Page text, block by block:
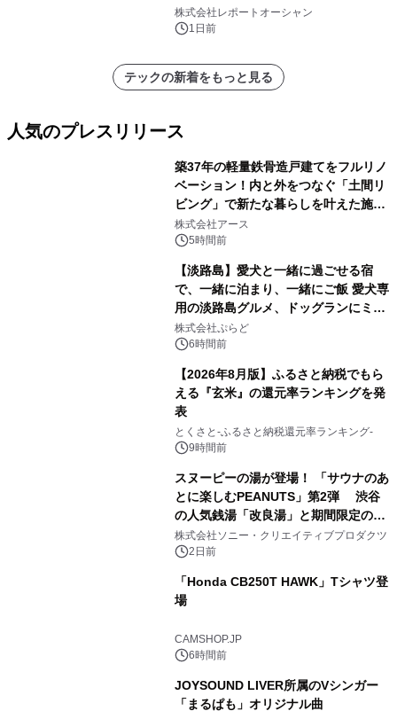
株式会社レポートオーシャン
1日前
テックの新着をもっと見る
人気のプレスリリース
築37年の軽量鉄骨造戸建てをフルリノ
ベーション！内と外をつなぐ「土間リ
ビング」で新たな暮らしを叶えた施工
事例を株式会社アースが公開
株式会社アース
5時間前
【淡路島】愛犬と一緒に過ごせる宿
で、一緒に泊まり、一緒にご飯 愛犬専
用の淡路島グルメ、ドッグランにミニ
プール グランピングとトレーラーハウ
スの2施設で
株式会社ぷらど
6時間前
【2026年8月版】ふるさと納税でもら
える『玄米』の還元率ランキングを発
表
とくさと-ふるさと納税還元率ランキング-
9時間前
スヌーピーの湯が登場！ 「サウナのあ
とに楽しむPEANUTS」第2弾 渋谷
の人気銭湯「改良湯」と期間限定のコ
ラボレーション サウナイキタイコラ
ボグッズも発売決定！
株式会社ソニー・クリエイティブプロダクツ
2日前
「Honda CB250T HAWK」Tシャツ登
場
CAMSHOP.JP
6時間前
JOYSOUND LIVER所属のVシンガー
「まるぱも」オリジナル曲